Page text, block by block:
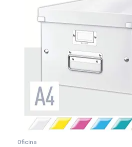
Oficina